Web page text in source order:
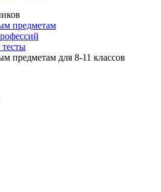
предметам
предметам для 8-11 классов